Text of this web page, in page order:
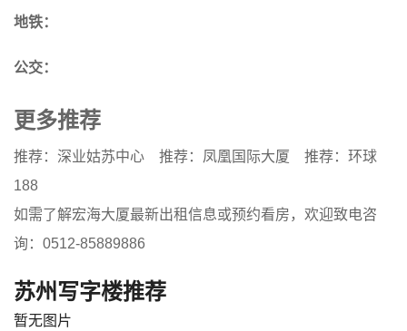
地铁：
公交：
更多推荐
推荐：深业姑苏中心 推荐：凤凰国际大厦
推荐：环球
188
如需了解宏海大厦最新出租信息或预约看房，欢迎致电咨
询：0512-85889886
苏州写字楼推荐
暂无图片